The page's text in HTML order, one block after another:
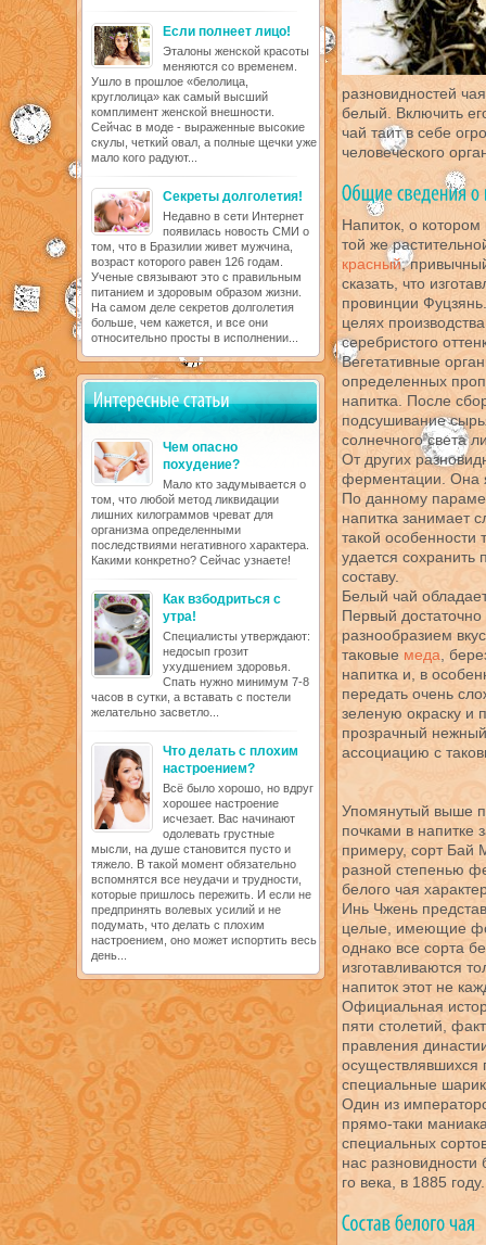
Если полнеет лицо!
Эталоны женской красоты
меняются со временем.
Ушло в прошлое «белолица,
круглолица» как самый высший
комплимент женской внешности.
Сейчас в моде - выраженные высокие
скулы, четкий овал, а полные щечки уже
мало кого радуют...
Секреты долголетия!
Недавно в сети Интернет
появилась новость СМИ о
том, что в Бразилии живет мужчина,
возраст которого равен 126 годам.
Ученые связывают это с правильным
питанием и здоровым образом жизни.
На самом деле секретов долголетия
больше, чем кажется, и все они
относительно просты в исполнении...
Чем опасно
похудение?
Мало кто задумывается о
том, что любой метод ликвидации
лишних килограммов чреват для
организма определенными
последствиями негативного характера.
Какими конкретно? Сейчас узнаете!
Как взбодриться с
утра!
Специалисты утверждают:
недосып грозит
ухудшением здоровья.
Спать нужно минимум 7-8
часов в сутки, а вставать с постели
желательно засветло...
Что делать с плохим
настроением?
Всё было хорошо, но вдруг
хорошее настроение
исчезает. Вас начинают
одолевать грустные
мысли, на душе становится пусто и
тяжело. В такой момент обязательно
вспомнятся все неудачи и трудности,
которые пришлось пережить. И если не
предпринять волевых усилий и не
подумать, что делать с плохим
настроением, оно может испортить весь
день...
разновидностей
белый. Включить
чай таит в себе
человеческого
Напиток, о
той же
красный,
сказать, что
провинции
целях
серебристого
Вегетативные
определенных
напитка. После
подсушивание
солнечного света
От других
ферментации. Она
По данному
напитка занимает
такой особенности
удается сохранить
составу.
Белый чай
Первый
разнообразием
таковые меда ,
напитка и, в
передать очень
зеленую окраску и
прозрачный
ассоциацию с
Упомянутый выше
почками в напитке
примеру, сорт Бай
разной степенью
белого чая
Инь Чжень
целые, имеющие
однако все сорта
изготавливаются
напиток этот не
Официальная
пяти столетий,
правления
осуществлявшихся
специальные
Один из
прямо-таки
специальных
нас
го века, в 1885